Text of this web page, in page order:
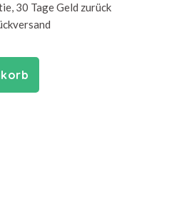
30 Tage Geld zurück